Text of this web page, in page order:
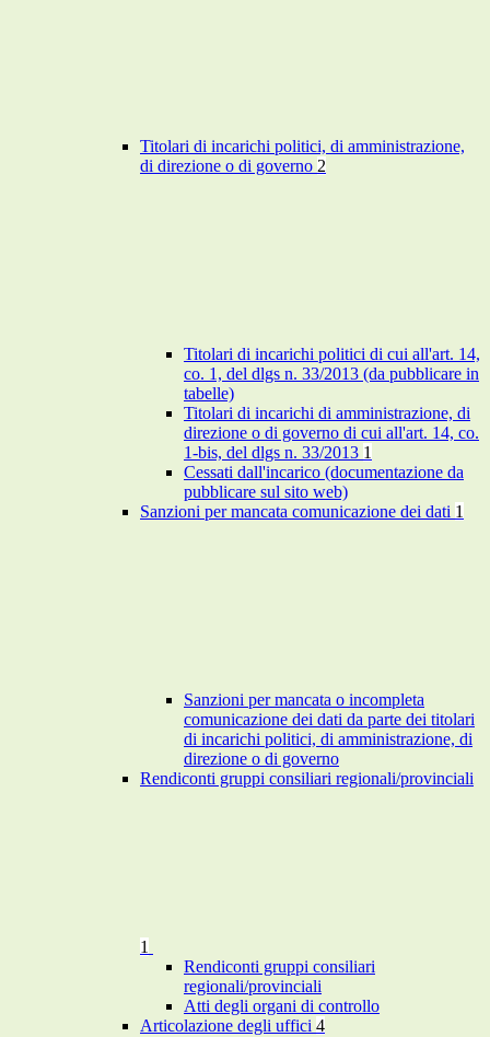
Titolari di incarichi politici, di amministrazione,
di direzione o di governo 2
Titolari di incarichi politici di cui all'art. 14,
co. 1, del dlgs n. 33/2013 (da pubblicare in
tabelle)
Titolari di incarichi di amministrazione, di
direzione o di governo di cui all'art. 14, co.
1-bis, del dlgs n. 33/2013 1
Cessati dall'incarico (documentazione da
pubblicare sul sito web)
Sanzioni per mancata comunicazione dei dati 1
Sanzioni per mancata o incompleta
comunicazione dei dati da parte dei titolari
di incarichi politici, di amministrazione, di
direzione o di governo
Rendiconti gruppi consiliari regionali/provinciali
1
Rendiconti gruppi consiliari
regionali/provinciali
Atti degli organi di controllo
Articolazione degli uffici 4